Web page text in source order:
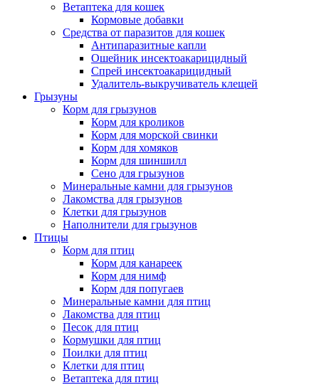
Ветаптека для кошек
Кормовые добавки
Средства от паразитов для кошек
Антипаразитные капли
Ошейник инсектоакарицидный
Спрей инсектоакарицидный
Удалитель-выкручиватель клещей
Грызуны
Корм для грызунов
Корм для кроликов
Корм для морской свинки
Корм для хомяков
Корм для шиншилл
Сено для грызунов
Минеральные камни для грызунов
Лакомства для грызунов
Клетки для грызунов
Наполнители для грызунов
Птицы
Корм для птиц
Корм для канареек
Корм для нимф
Корм для попугаев
Минеральные камни для птиц
Лакомства для птиц
Песок для птиц
Кормушки для птиц
Поилки для птиц
Клетки для птиц
Ветаптека для птиц